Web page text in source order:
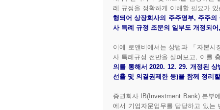
례 규정을 정확하게 이해할 필요가
행되어 상장회사의 주주명부, 주주
사 특례 규정 조문의 일부도 개정되
이에 로앤비에서는 상법과 「자본시
사 특례규정 전반을 살펴보고, 이를
의를 통해서 2020. 12. 29. 개정된
선출 및 의결권제한 등)을 함께 정리
증권회사 IB(Investment Bank) 본부
에서 기업자문업무를 담당하고 있는